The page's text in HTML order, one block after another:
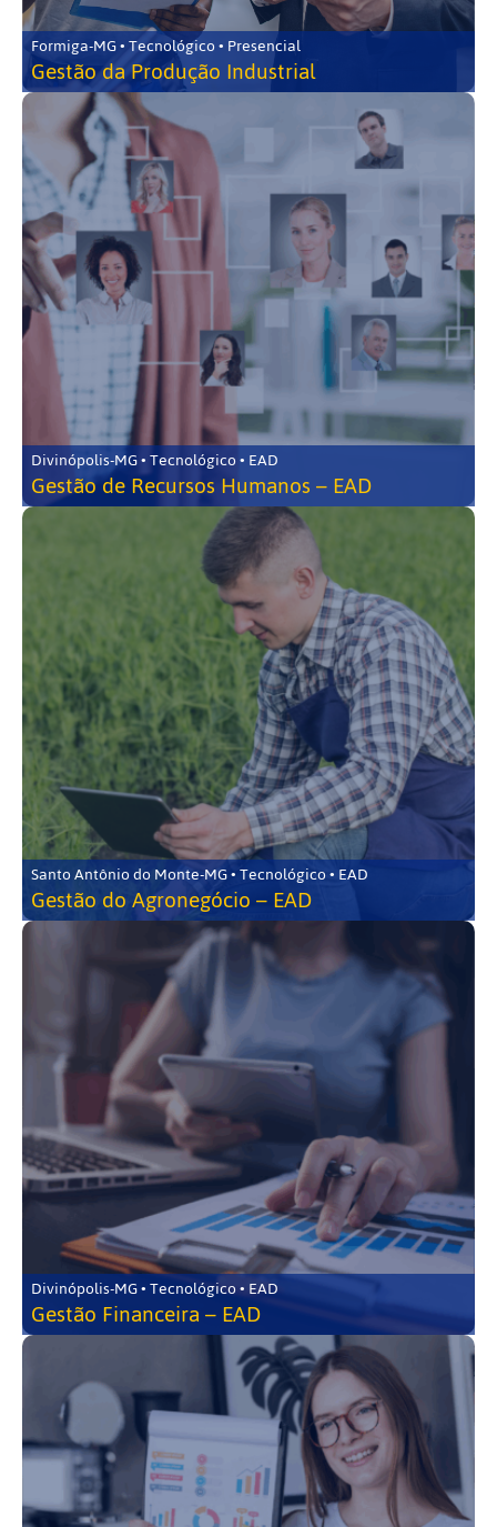
Formiga-MG • Tecnológico • Presencial
Gestão da Produção Industrial
Divinópolis-MG • Tecnológico • EAD
Gestão de Recursos Humanos – EAD
Santo Antônio do Monte-MG • Tecnológico • EAD
Gestão do Agronegócio – EAD
Divinópolis-MG • Tecnológico • EAD
Gestão Financeira – EAD